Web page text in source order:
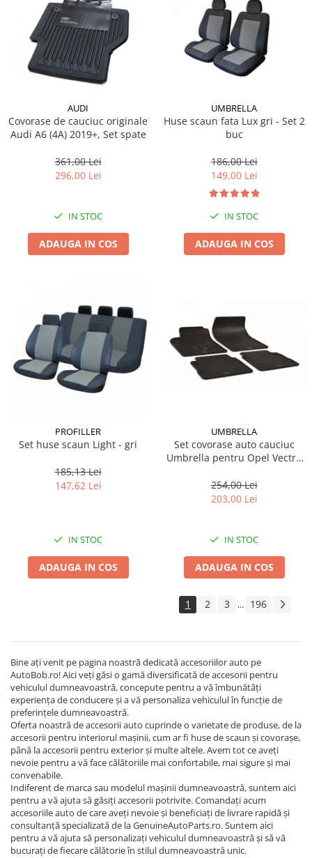
AUDI
Covorase de cauciuc originale
Audi A6 (4A) 2019+, Set spate
361,00 Lei
296,00 Lei
IN STOC
ADAUGA IN COS
UMBRELLA
Huse scaun fata Lux gri - Set 2
buc
186,00 Lei
149,00 Lei
IN STOC
ADAUGA IN COS
PROFILLER
Set huse scaun Light - gri
185,13 Lei
147,62 Lei
IN STOC
ADAUGA IN COS
UMBRELLA
Set covorase auto cauciuc
Umbrella pentru Opel Vectra
2008)
254,00 Lei
203,00 Lei
IN STOC
ADAUGA IN COS
1 2 3 ... 196
Bine ați venit pe pagina noastră dedicată accesoriilor auto pe
AutoBob.ro! Aici veți găsi o gamă diversificată de accesorii pentru
vehiculul dumneavoastră, concepute pentru a vă îmbunătăți
experiența de conducere și a vă personaliza vehiculul în funcție de
preferințele dumneavoastră.
Oferta noastră de accesorii auto cuprinde o varietate de produse, de la
accesorii pentru interiorul mașinii, cum ar fi huse de scaun și covorașe,
până la accesorii pentru exterior și multe altele. Avem tot ce aveți
nevoie pentru a vă face călătoriile mai confortabile, mai sigure și mai
convenabile.
Indiferent de marca sau modelul mașinii dumneavoastră, suntem aici
pentru a vă ajuta să găsiți accesorii potrivite. Comandați acum
accesoriile auto de care aveți nevoie și beneficiați de livrare rapidă și
consultanță specializată de la GenuineAutoParts.ro. Suntem aici
pentru a vă ajuta să personalizați vehiculul dumneavoastră și să vă
bucurați de fiecare călătorie în stilul dumneavoastră unic.